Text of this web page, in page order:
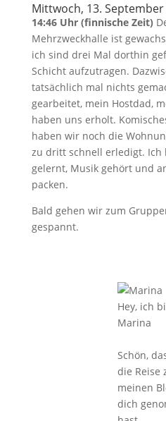
Mittwoch, 13.
14:46 Uhr (finnische Zeit)
Mehrzweckhalle ist
ich sind drei Mal dorthin
Schicht aufzutragen.
tatsächlich mal nichts
gearbeitet, mein Hostdad,
haben uns erholt.
haben wir noch die
zu dritt schnell erledigt. Ich
gelernt, Musik gehört und
packen.
Bald gehen wir zum
gespannt.
Hey, ich
Marina
Schön,
die Reise
meinen
dich